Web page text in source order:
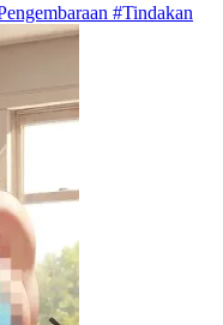
#Tindakan